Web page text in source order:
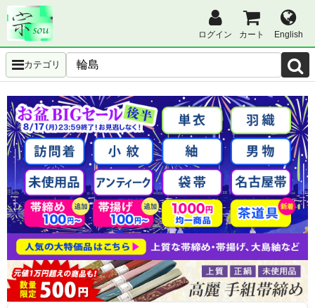
ログイン カート English
カテゴリ